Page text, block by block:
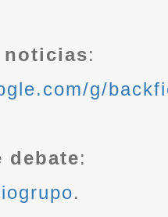
:
g/
debate:
.